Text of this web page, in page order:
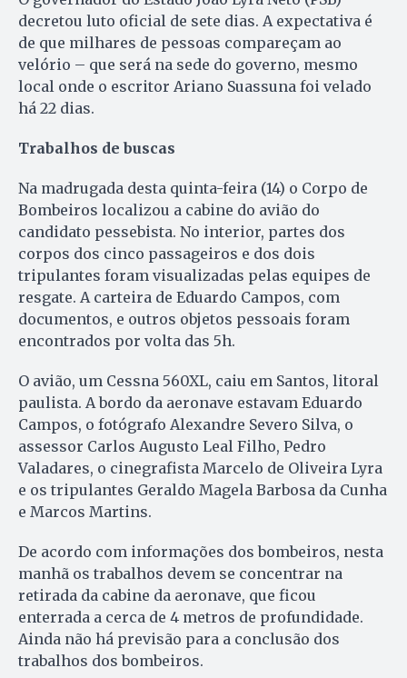
decretou luto oficial de sete dias. A expectativa é
de que milhares de pessoas compareçam ao
velório – que será na sede do governo, mesmo
local onde o escritor Ariano Suassuna foi velado
há 22 dias.
Trabalhos de buscas
Na madrugada desta quinta-feira (14) o Corpo de
Bombeiros localizou a cabine do avião do
candidato pessebista. No interior, partes dos
corpos dos cinco passageiros e dos dois
tripulantes foram visualizadas pelas equipes de
resgate. A carteira de Eduardo Campos, com
documentos, e outros objetos pessoais foram
encontrados por volta das 5h.
O avião, um Cessna 560XL, caiu em Santos, litoral
paulista. A bordo da aeronave estavam Eduardo
Campos, o fotógrafo Alexandre Severo Silva, o
assessor Carlos Augusto Leal Filho, Pedro
Valadares, o cinegrafista Marcelo de Oliveira Lyra
e os tripulantes Geraldo Magela Barbosa da Cunha
e Marcos Martins.
De acordo com informações dos bombeiros, nesta
manhã os trabalhos devem se concentrar na
retirada da cabine da aeronave, que ficou
enterrada a cerca de 4 metros de profundidade.
Ainda não há previsão para a conclusão dos
trabalhos dos bombeiros.